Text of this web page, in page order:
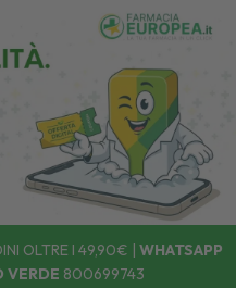
OLTRE I 49,90€ | WHATSAPP
VERDE 800699743